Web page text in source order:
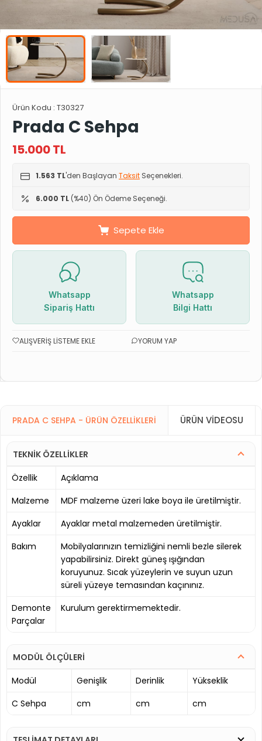
Ürün Kodu : T30327
Prada C Sehpa
15.000TL
1.563 TL'den Başlayan Taksit Seçenekleri.
6.000 TL (%40) Ön Ödeme Seçeneği.
Sepete Ekle
Whatsapp
Sipariş Hattı
Whatsapp
Bilgi Hattı
ALIŞVERIŞ LISTEME EKLE YORUM YAP
PRADA C SEHPA - ÜRÜN ÖZELLIKLERI ÜRÜN VIDEOSU
TEKNİK ÖZELLİKLER
Özellik
Açıklama
Malzeme
MDF malzeme üzeri lake boya ile üretilmiştir.
Ayaklar
Ayaklar metal malzemeden üretilmiştir.
Bakım
Mobilyalarınızın temizliğini nemli bezle silerek
yapabilirsiniz. Direkt güneş ışığından
koruyunuz. Sıcak yüzeylerin ve suyun uzun
süreli yüzeye temasından kaçınınız.
Demonte
Parçalar
Kurulum gerektirmemektedir.
MODÜL ÖLÇÜLERİ
Modül
Genişlik Derinlik
Yükseklik
C Sehpa
cm cm cm